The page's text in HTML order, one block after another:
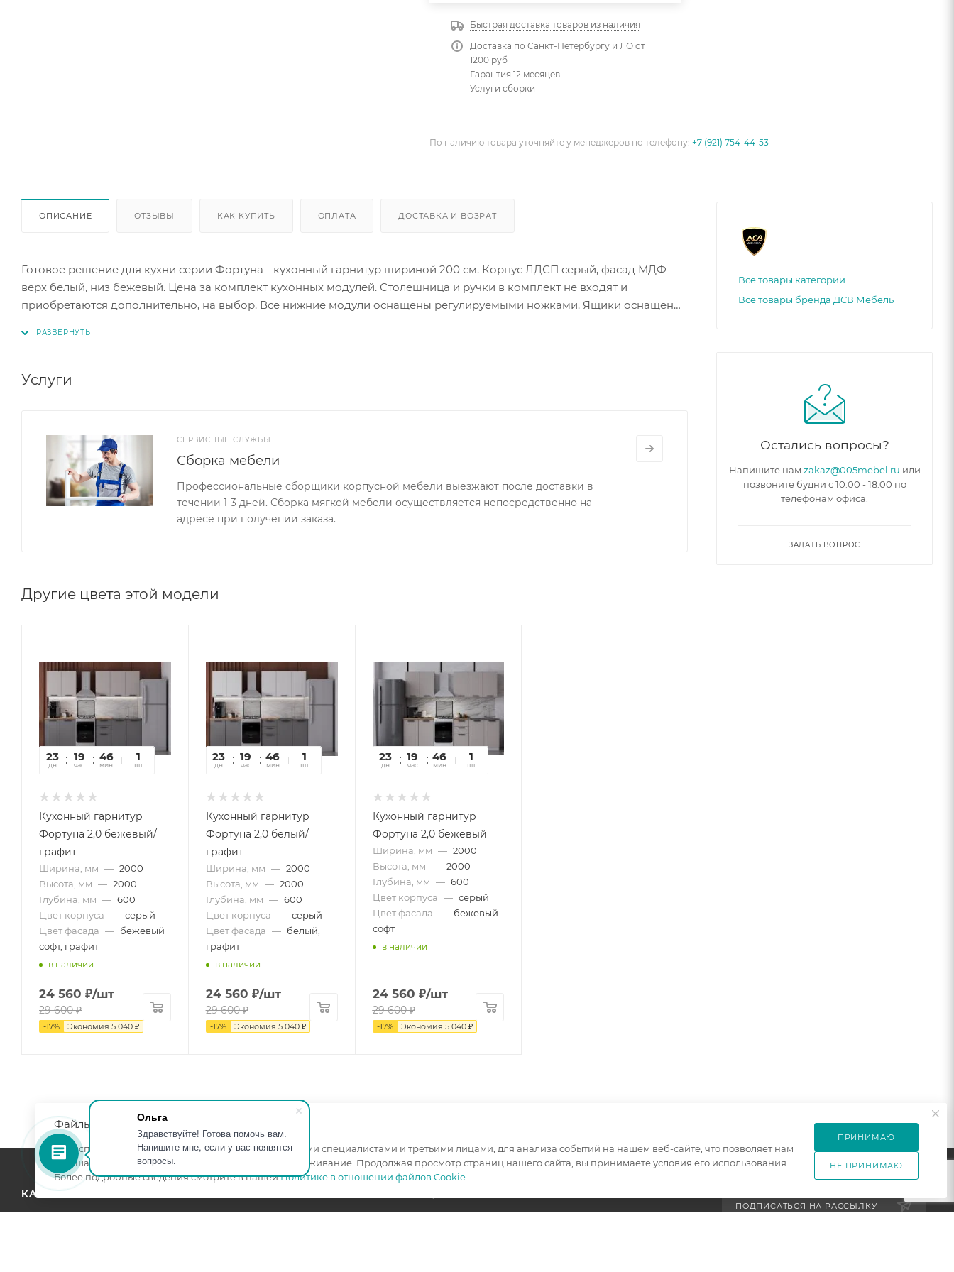
Ольга
Здравствуйте! Готова помочь вам.
Напишите мне, если у вас появятся
вопросы.
Быстрая доставка товаров из наличия
Доставка по Санкт-Петербургу и ЛО от
1200 руб
Гарантия 12 месяцев.
Услуги сборки
По наличию товара уточняйте у менеджеров по телефону:+7 (921) 754-44-53
ОПИСАНИЕ ОТЗЫВЫ КАК КУПИТЬ ОПЛАТА ДОСТАВКА И ВОЗРАТ
Готовое решение для кухни серии Фортуна - кухонный гарнитур шириной 200 см. Корпус ЛДСП серый, фасад МДФ
верх белый, низ бежевый. Цена за комплект кухонных модулей. Столешница и ручки в комплект не входят и
приобретаются дополнительно, на выбор. Все нижние модули оснащены регулируемыми ножками. Ящики оснащены
Нижние модули:
СЯШ 400: ШхВхГ 40 х 81,6 х 60 см
С 800: ШхВхГ 60 х 81,6 х 80 см
СМ 800: ШхВхГ 60 х 81,6 х 80 см
Услуги
СЕРВИСНЫЕ СЛУЖБЫ
Сборка мебели
Профессиональные сборщики корпусной мебели выезжают после доставки в
течении 1-3 дней. Сборка мягкой мебели осуществляется непосредственно на
адресе при получении заказа.
Другие цвета этой модели
23
дн
19
час
46
мин
58
сек
1
шт
Кухонный гарнитур
Фортуна 2,0 бежевый/
графит
Ширина, мм — 2000
Высота, мм — 2000
Глубина, мм — 600
Цвет корпуса — серый
Цвет фасада — бежевый
софт, графит
в наличии
24 560 ₽/шт
29 600₽
-17% Экономия 5 040 ₽
23
дн
19
час
46
мин
58
сек
1
шт
Кухонный гарнитур
Фортуна 2,0 белый/
графит
Ширина, мм — 2000
Высота, мм — 2000
Глубина, мм — 600
Цвет корпуса — серый
Цвет фасада — белый,
графит
в наличии
24 560 ₽/шт
29 600₽
-17% Экономия 5 040₽
23
дн
19
час
46
мин
58
сек
1
шт
Кухонный гарнитур
Фортуна 2,0 бежевый
Ширина, мм — 2000
Высота, мм — 2000
Глубина, мм — 600
Цвет корпуса — серый
Цвет фасада — бежевый
софт
в наличии
24 560 ₽/шт
29 600₽
-17% Экономия 5 040₽
Все товары категории
Все товары бренда ДСВ Мебель
Остались вопросы?
Напишите нам zakaz@005mebel.ru или
позвоните будни с 10:00 - 18:00 по
телефонам офиса.
ЗАДАТЬ ВОПРОС
КАТАЛОГ
ПОДПИСАТЬСЯ НА РАССЫЛКУ
Файлы cookie
Мы используем файлы cookie, разработанные нашими специалистами и третьими лицами, для анализа событий на нашем веб-сайте, что позволяет нам
улучшать взаимодействие с пользователями и обслуживание. Продолжая просмотр страниц нашего сайта, вы принимаете условия его использования.
Более подробные сведения смотрите в нашейПолитике в отношении файлов Cookie
ПРИНИМАЮ
НЕ ПРИНИМАЮ